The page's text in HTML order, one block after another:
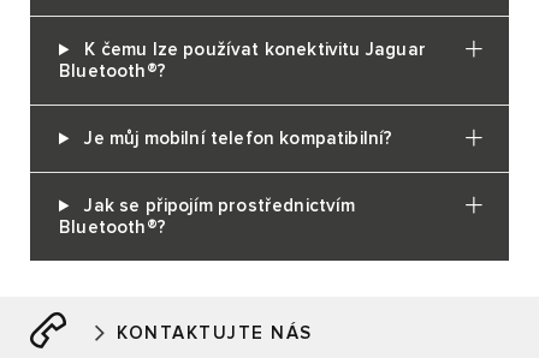
K čemu lze používat konektivitu Jaguar
Bluetooth®?
Je můj mobilní telefon kompatibilní?
Jak se připojím prostřednictvím
Bluetooth®?
KONTAKTUJTE NÁS